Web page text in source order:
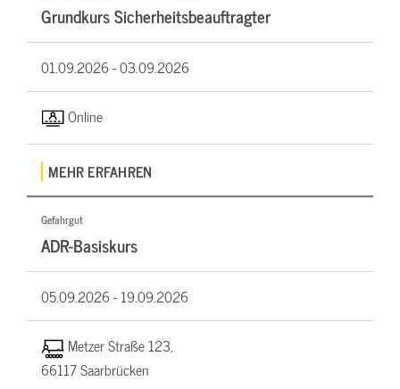
Grundkurs Sicherheitsbeauftragter
01.09.2026 -03.09.2026
Online
MEHR ERFAHREN
Gefahrgut
ADR-Basiskurs
05.09.2026 -19.09.2026
Metzer Straße 123,
66117 Saarbrücken